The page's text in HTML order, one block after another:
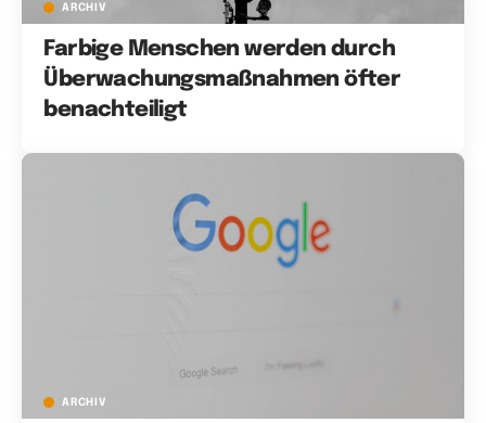
ARCHIV
Farbige Menschen werden durch
Überwachungsmaßnahmen öfter
benachteiligt
ARCHIV